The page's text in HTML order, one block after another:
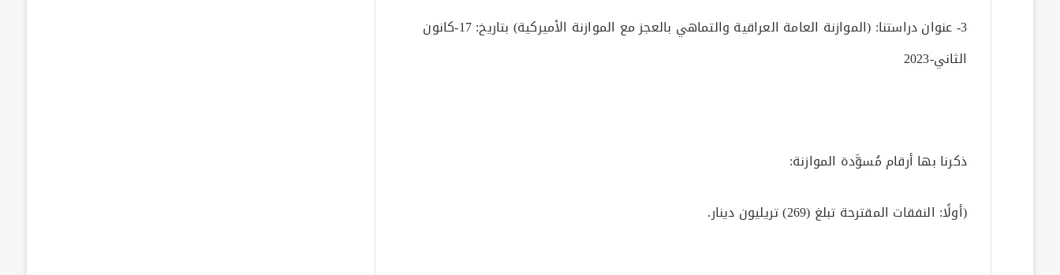
3- عنوان دراستنا: (الموازنة العامة العراقية والتماهي بالعجز مع الموازنة الأميركية) بتاريخ: 17-كانون
الثاني-2023
ذكرنا بها أرقام مُسوَّدة الموازنة:
(أولًا: النفقات المقترحة تبلغ (269) تريليون دينار.